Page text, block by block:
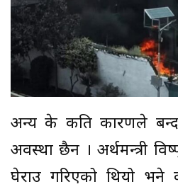
अन्य के कति कारणले
अवस्था छैन । अर्थमन्त्री
घेराउ गरिएको थियो भने